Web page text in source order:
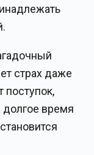
страх даже
поступок,
время